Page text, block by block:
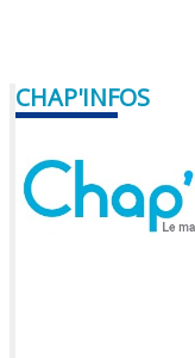
CHAP'INFOS